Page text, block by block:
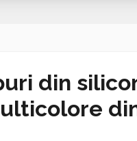
din